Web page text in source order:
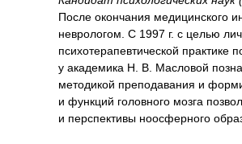
После окончания медицинского
неврологом. С 1997 г. с целью
психотерапевтической
у академика Н. В. Масловой
методикой преподавания и
и функций головного мозга
и перспективы ноосферного